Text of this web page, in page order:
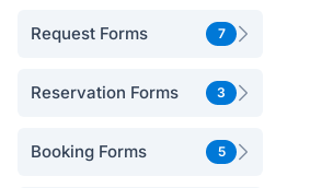
Request Forms 7
Reservation Forms 3
Booking Forms 5